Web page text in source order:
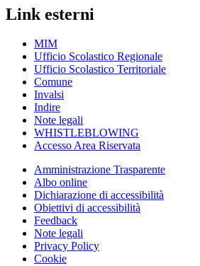
Link esterni
MIM
Ufficio Scolastico Regionale
Ufficio Scolastico Territoriale
Comune
Invalsi
Indire
Note legali
WHISTLEBLOWING
Accesso Area Riservata
Amministrazione Trasparente
Albo online
Dichiarazione di accessibilità
Obiettivi di accessibilità
Feedback
Note legali
Privacy Policy
Cookie